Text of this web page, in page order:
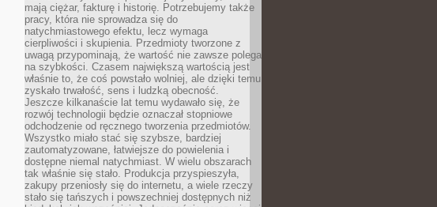
mają ciężar, fakturę i historię. Potrzebujemy także
pracy, która nie sprowadza się do
natychmiastowego efektu, lecz wymaga
cierpliwości i skupienia. Przedmioty tworzone z
uwagą przypominają, że wartość nie zawsze polega
na szybkości. Czasem największą wartością jest
właśnie to, że coś powstało wolniej, ale dzięki temu
zyskało trwałość, sens i ludzką obecność.
Jeszcze kilkanaście lat temu wydawało się, że
rozwój technologii będzie oznaczał stopniowe
odchodzenie od ręcznego tworzenia przedmiotów.
Wszystko miało stać się szybsze, bardziej
zautomatyzowane, łatwiejsze do powielenia i
dostępne niemal natychmiast. W wielu obszarach
tak właśnie się stało. Produkcja przyspieszyła,
zakupy przeniosły się do internetu, a wiele rzeczy
stało się tańszych i powszechniej dostępnych niż